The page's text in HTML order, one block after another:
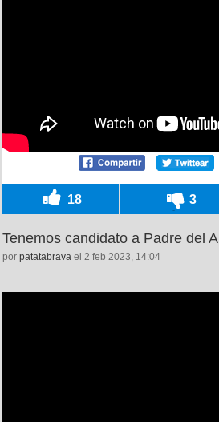
18 3
Tenemos candidato a Padre del
por patatabrava el 2 feb 2023, 14:04